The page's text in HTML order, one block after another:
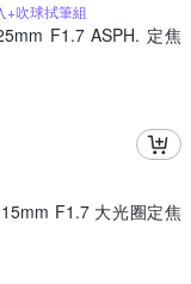
+吹球拭筆組
F1.7 ASPH. 定焦
F1.7 大光圈定焦